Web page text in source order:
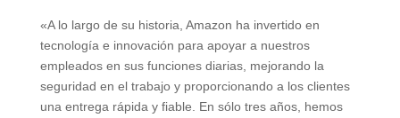
«A lo largo de su historia, Amazon ha invertido en
tecnología e innovación para apoyar a nuestros
empleados en sus funciones diarias, mejorando la
seguridad en el trabajo y proporcionando a los clientes
una entrega rápida y fiable. En sólo tres años, hemos